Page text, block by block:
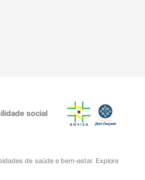
social
de saúde e bem-estar. Explore